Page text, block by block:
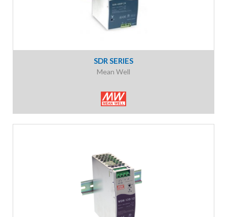
SDR SERIES
Mean Well